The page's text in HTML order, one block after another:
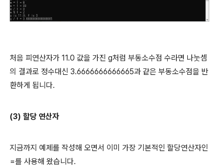
처음 피연산자가 11.0 값을 가진 g처럼 부동소수점 수라면 나눗셈
의 결과로 정수대신 3.6666666666665과 같은 부동소수점을 반
환하게 됩니다.
(3) 할당 연산자
지금까지 예제를 작성해 오면서 이미 가장 기본적인 할당연산자인
=를 사용해 왔습니다.